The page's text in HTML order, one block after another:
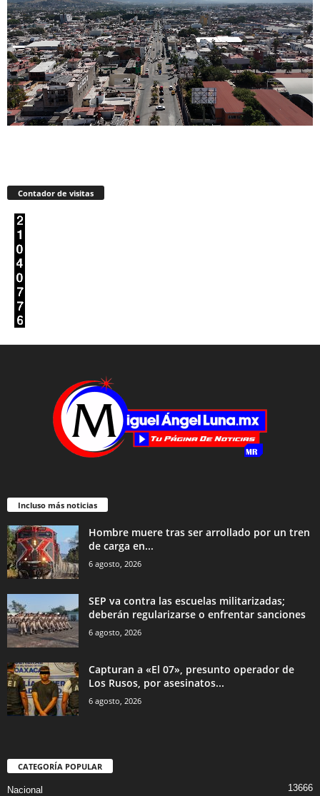
Contador de visitas
Incluso más noticias
Hombre muere tras ser arrollado por un tren
de carga en...
6 agosto, 2026
SEP va contra las escuelas militarizadas;
deberán regularizarse o enfrentar sanciones
6 agosto, 2026
Capturan a «El 07», presunto operador de
Los Rusos, por asesinatos...
6 agosto, 2026
CATEGORÍA POPULAR
Nacional 13666